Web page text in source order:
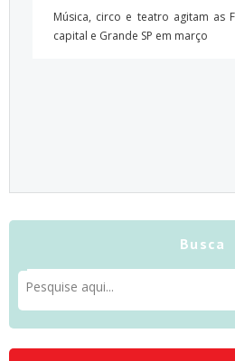
Música, circo e teatro agitam as
capital e Grande SP em março
Busca